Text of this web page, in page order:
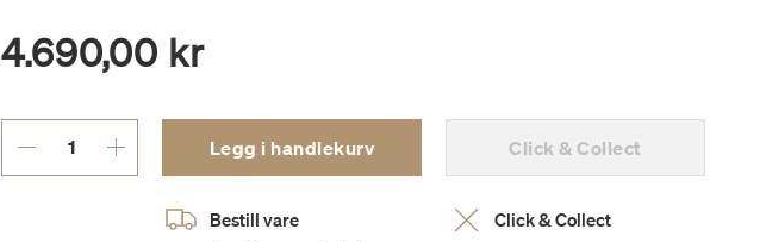
4.690,00 kr
Legg i handlekurv Click & Collect
Bestill vare Click & Collect